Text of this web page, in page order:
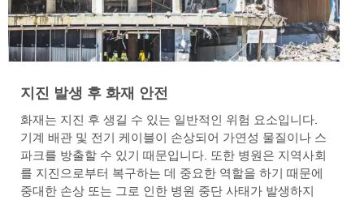
지진 발생 후 화재 안전
화재는 지진 후 생길 수 있는 일반적인 위험 요소입니다.
기계 배관 및 전기 케이블이 손상되어 가연성 물질이나 스
파크를 방출할 수 있기 때문입니다. 또한 병원은 지역사회
를 지진으로부터 복구하는 데 중요한 역할을 하기 때문에
중대한 손상 또는 그로 인한 병원 중단 사태가 발생하지